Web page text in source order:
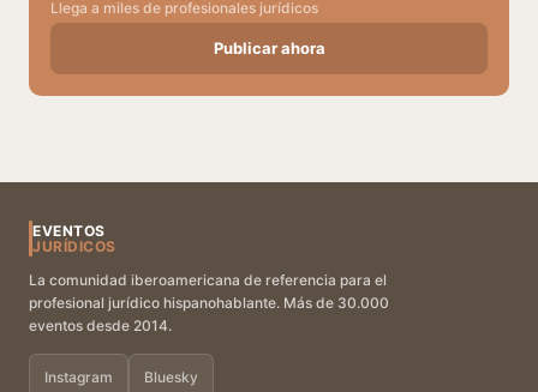
Llega a miles de profesionales jurídicos
Publicar ahora
EVENTOS
JURÍDICOS
La comunidad iberoamericana de referencia para el
profesional jurídico hispanohablante. Más de 30.000
eventos desde 2014.
Instagram Bluesky